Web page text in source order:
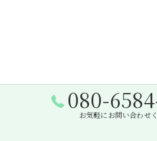
080-
お気軽にお問い合わせ